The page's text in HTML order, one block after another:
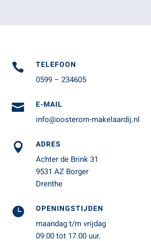
 TELEFOON
0599 – 234605
 E-MAIL
info@oosterom-makelaardij.nl
 ADRES
Achter de Brink 31
9531 AZ Borger
Drenthe
 OPENINGSTIJDEN
maandag t/m vrijdag
09:00 tot 17.00 uur.